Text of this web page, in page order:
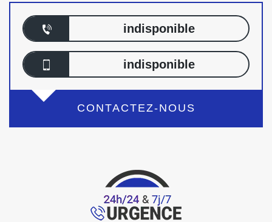
indisponible
indisponible
CONTACTEZ-NOUS